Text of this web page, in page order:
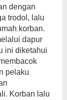
dengan
trodol, lalu
korban.
dapur
ini diketahui
pelaku
Korban lalu